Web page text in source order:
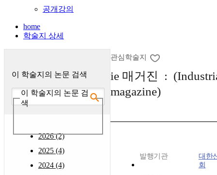
공개강의
home
학술지 상세
이 학술지의 논문 검색
이 학술지의 논문 검
색
2026 (2)
2025 (4)
2024 (4)
관심학술지
ie 매거진 :
magazine)
발행기관
대한
회